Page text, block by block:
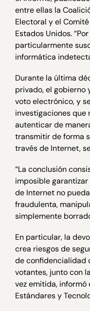
entre ellas la
Electoral y el
Estados Unidos.
particularmente
informática
Durante la última
privado, el gobierno
voto electrónico, y
investigaciones que
autenticar de
transmitir de forma
través de Internet,
“La conclusión
imposible
de Internet no
fraudulenta,
simplemente
En particular, la
crea riesgos de
de confidencialidad
votantes, junto con
vez emitida,
Estándares y